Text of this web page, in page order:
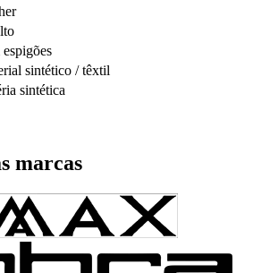
espigões
sintético / têxtil
sintética
marcas